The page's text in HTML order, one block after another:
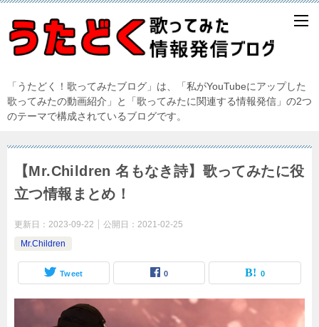
「うたどく！歌ってみたブログ」は、「私がYouTubeにアップした
歌ってみたの動画紹介」と「歌ってみたに関連する情報発信」の2つ
のテーマで構成されているブログです。
【Mr.Children 名もなき詩】歌ってみたに役
立つ情報まとめ！
更新日： 2023-09-22 公開日： 2021-02-25
Mr.Children
Tweet 0 0